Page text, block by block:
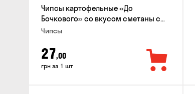
Чипсы картофельные «До
Бочкового» со вкусом сметаны с
зеленью, 100г
Чипсы
27,00
грн за 1 шт